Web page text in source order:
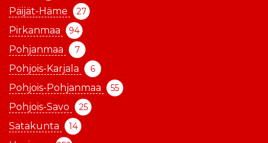
Päijät-Häme 27
Pirkanmaa 94
Pohjanmaa 7
Pohjois-Karjala 6
Pohjois-Pohjanmaa 55
Pohjois-Savo 25
Satakunta 14